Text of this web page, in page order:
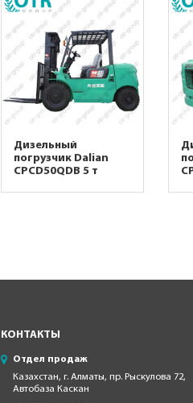
Дизельный
погрузчик Dalian
CPCD50QDB 5 т
КОНТАКТЫ
Отдел продаж
Казахстан, г. Алматы, пр. Рыскулова 72,
Автобаза Каскан